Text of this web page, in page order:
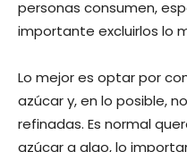
personas consumen,
importante excluirlos lo
Lo mejor es optar por
azúcar y, en lo posible,
refinadas. Es normal
azúcar a algo, lo